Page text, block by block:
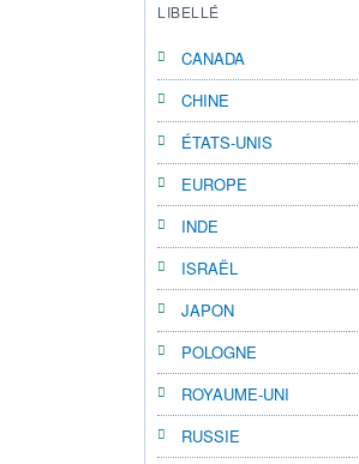
LIBELLÉ
CANADA
CHINE
ÉTATS-UNIS
EUROPE
INDE
ISRAËL
JAPON
POLOGNE
ROYAUME-UNI
RUSSIE